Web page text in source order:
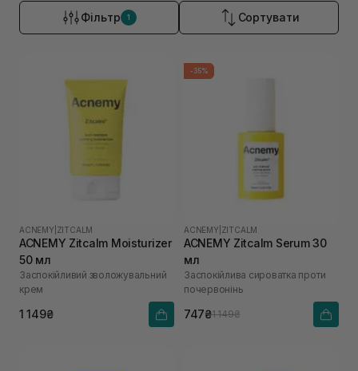
Фільтр 1 Сортувати
ACNEMY ZITCALM
ACNEMY Zitcalm Moisturizer
50 мл
Заспокійливий зволожувальний
крем
1 149₴
-35%
ACNEMY ZITCALM
ACNEMY Zitcalm Serum 30
мл
Заспокійлива сироватка проти
почервонінь
747₴1 149₴